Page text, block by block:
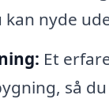
nyde
Et
så